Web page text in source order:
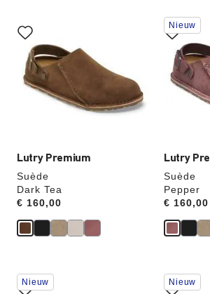
Lutry Premium
Suède
Dark Tea
Price:
€ 160,00
je
een
andere
kleur
selecteert,
wordt
Lutry
Suède
Pepper
Price:
€ 160,00
Als
je
een
andere
kleur
selecteert,
wordt
Nieuw
Als
je Nieuw
Als
je Nieuw